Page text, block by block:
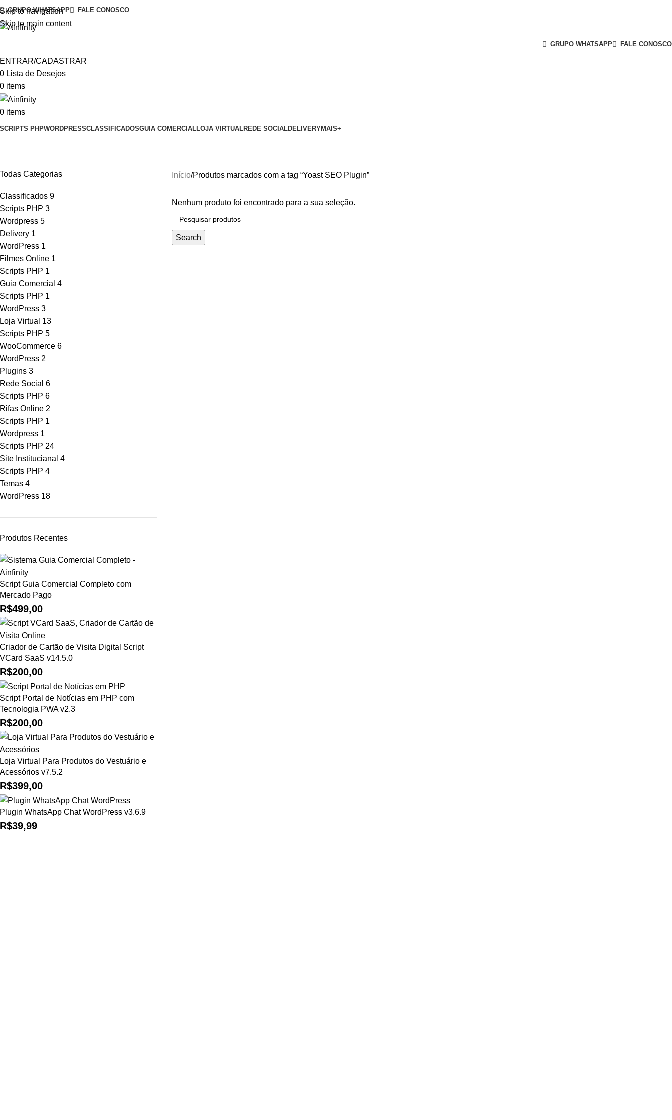
Skip to navigation
Skip to main content
GRUPO WHATSAPP FALE CONOSCO
GRUPO WHATSAPP FALE CONOSCO
ENTRAR/CADASTRAR
0 Lista de Desejos
0 items
0 items
SCRIPTS PHPWORDPRESSCLASSIFICADOSGUIA COMERCIALLOJA VIRTUALREDE SOCIALDELIVERYMAIS+
Todas Categorias
Classificados 9
Scripts PHP 3
Wordpress 5
Delivery 1
WordPress 1
Filmes Online 1
Scripts PHP 1
Guia Comercial 4
Scripts PHP 1
WordPress 3
Loja Virtual 13
Scripts PHP 5
WooCommerce 6
WordPress 2
Plugins 3
Rede Social 6
Scripts PHP 6
Rifas Online 2
Scripts PHP 1
Wordpress 1
Scripts PHP 24
Site Institucianal 4
Scripts PHP 4
Temas 4
WordPress 18
Produtos Recentes
Script Guia Comercial Completo com
Mercado Pago
R$499,00
Criador de Cartão de Visita Digital Script
VCard SaaS v14.5.0
R$200,00
Script Portal de Notícias em PHP com
Tecnologia PWA v2.3
R$200,00
Loja Virtual Para Produtos do Vestuário e
Acessórios v7.5.2
R$399,00
Plugin WhatsApp Chat WordPress v3.6.9
R$39,99
Início Produtos marcados com a tag “Yoast SEO Plugin”
Nenhum produto foi encontrado para a sua seleção.
Search